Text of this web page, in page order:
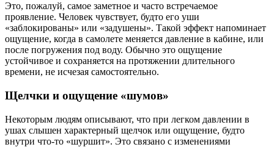
Это, пожалуй, самое заметное и часто встречаемое
проявление. Человек чувствует, будто его уши
«заблокированы» или «задушены». Такой эффект напоминает
ощущение, когда в самолете меняется давление в кабине, или
после погружения под воду. Обычно это ощущение
устойчивое и сохраняется на протяжении длительного
времени, не исчезая самостоятельно.
Щелчки и ощущение «шумов»
Некоторым людям описывают, что при легком давлении в
ушах слышен характерный щелчок или ощущение, будто
внутри что-то «шуршит». Это связано с изменениями